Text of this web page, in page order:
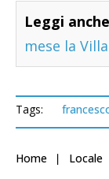
Leggi
mese la
Tags:
Home Locale